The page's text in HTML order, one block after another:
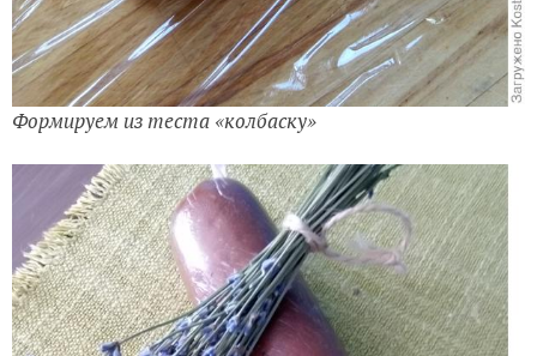
Формируем из теста «колбаску»